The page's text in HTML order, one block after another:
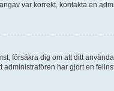
var korrekt, kontakta en
försäkra dig om att ditt
har gjort en